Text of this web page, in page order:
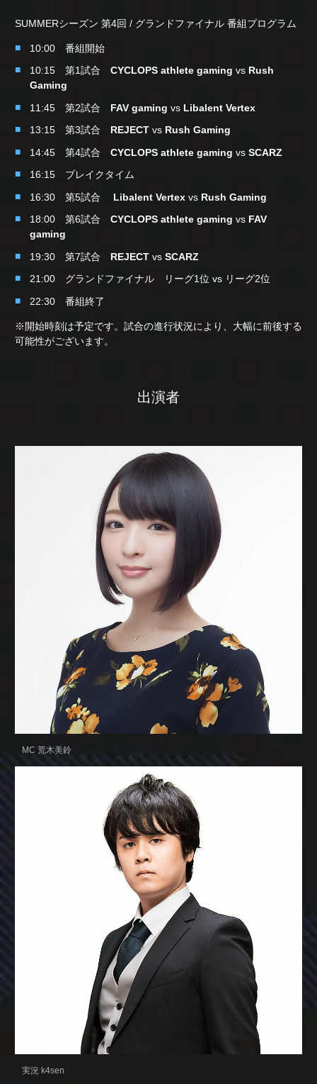
SUMMERシーズン 第4回 / グランドファイナル 番組プログラム
10:00 番組開始
10:15 第1試合 CYCLOPS athlete gaming vs Rush
Gaming
11:45 第2試合 FAV gaming vs Libalent Vertex
13:15 第3試合 REJECT vs Rush Gaming
14:45 第4試合 CYCLOPS athlete gaming vs SCARZ
16:15 ブレイクタイム
16:30 第5試合 Libalent Vertex vs Rush Gaming
18:00 第6試合 CYCLOPS athlete gaming vs FAV
gaming
19:30 第7試合 REJECT vs SCARZ
21:00 グランドファイナル リーグ1位 vs リーグ2位
22:30 番組終了
※開始時刻は予定です。試合の進行状況により、大幅に前後する
可能性がございます。
出演者
MC 荒木美鈴
実況 k4sen